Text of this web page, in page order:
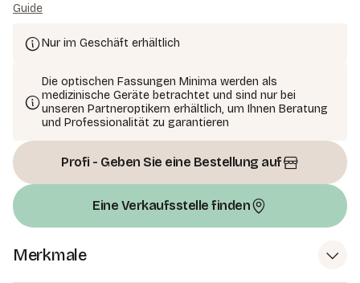
Guide
Nur im Geschäft erhältlich
Die optischen Fassungen Minima werden als
medizinische Geräte betrachtet und sind nur bei
unseren Partneroptikern erhältlich, um Ihnen Beratung
und Professionalität zu garantieren
Profi - Geben Sie eine Bestellung auf
Eine Verkaufsstelle finden
Merkmale